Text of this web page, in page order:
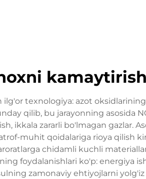
kamaytirish
texnologiya: azot
qilib, bu jarayonning asosida
ikkala zararli bo'lmagan gazlar.
muhit qoidalariga rioya qilish
chidamli kuchli
foydalanishlari ko'p: energiya
zamonaviy ehtiyojlarni